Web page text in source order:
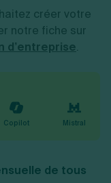
créer votre
notre fiche sur
d’entreprise.
Copilot Mistral
de tous